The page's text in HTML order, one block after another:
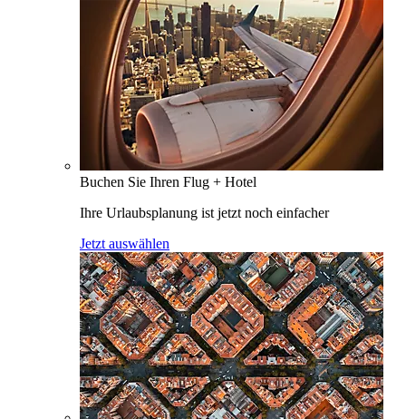
Buchen Sie Ihren Flug + Hotel
Ihre Urlaubsplanung ist jetzt noch einfacher
Jetzt auswählen